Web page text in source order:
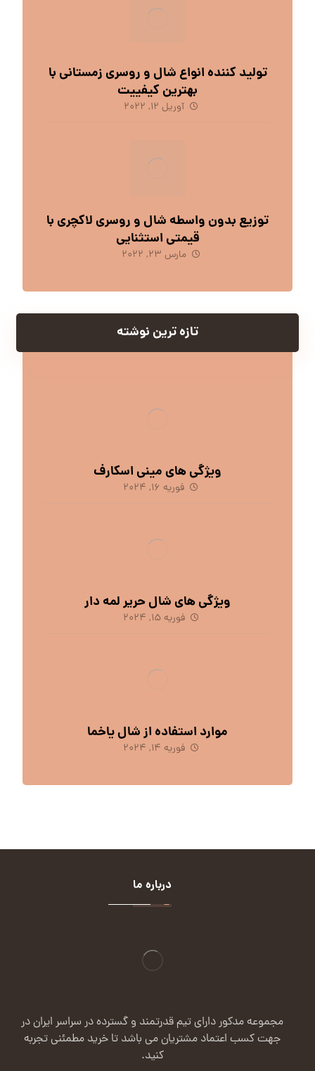
تولید کننده انواع شال و روسری زمستانی با
بهترین کیفییت
آوریل 12, 2022
توزیع بدون واسطه شال و روسری لاکچری با
قیمتی استثنایی
مارس 23, 2022
تازه ترین نوشته
ویژگی های مینی اسکارف
فوریه 16, 2024
ویژگی های شال حریر لمه دار
فوریه 15, 2024
موارد استفاده از شال یاخما
فوریه 14, 2024
درباره ما
مجموعه مدکور دارای تیم قدرتمند و گسترده در سراسر ایران در
جهت کسب اعتماد مشتریان می باشد تا خرید مطمئنی تجربه
کنید.